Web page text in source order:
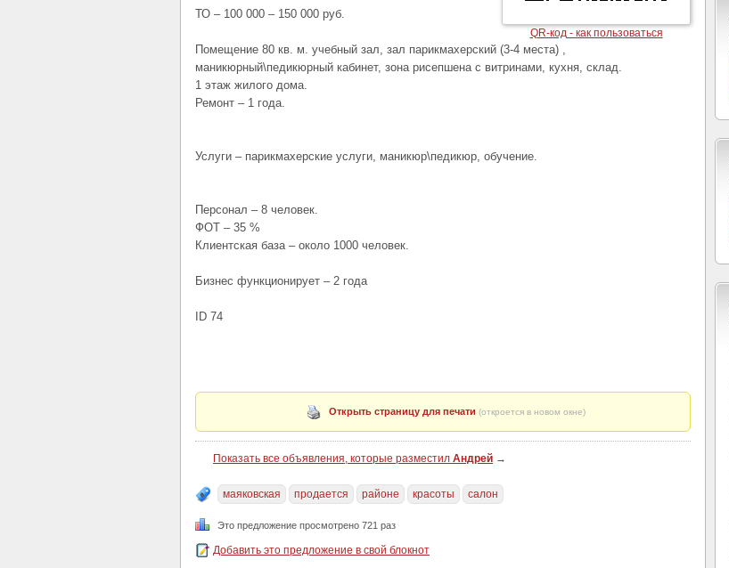
QR-код - как пользоваться
ТО – 100 000 – 150 000 руб.
Помещение 80 кв. м. учебный зал, зал парикмахерский (3-4 места) ,
маникюрный\педикюрный кабинет, зона рисепшена с витринами, кухня, склад.
1 этаж жилого дома.
Ремонт – 1 года.
Услуги – парикмахерские услуги, маникюр\педикюр, обучение.
Персонал – 8 человек.
ФОТ – 35 %
Клиентская база – около 1000 человек.
Бизнес функционирует – 2 года
ID 74
Открыть страницу для печати (откроется в новом окне)
Показать все объявления, которые разместил Андрей →
маяковская продается районе красоты салон
Это предложение просмотрено 721 раз
Добавить это предложение в свой блокнот